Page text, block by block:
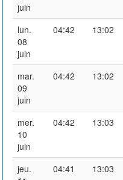
juin
lun.
08
juin
04:42 13:02
mar.
09
juin
04:42 13:02
mer.
10
juin
04:42 13:03
jeu.
04:41 13:03